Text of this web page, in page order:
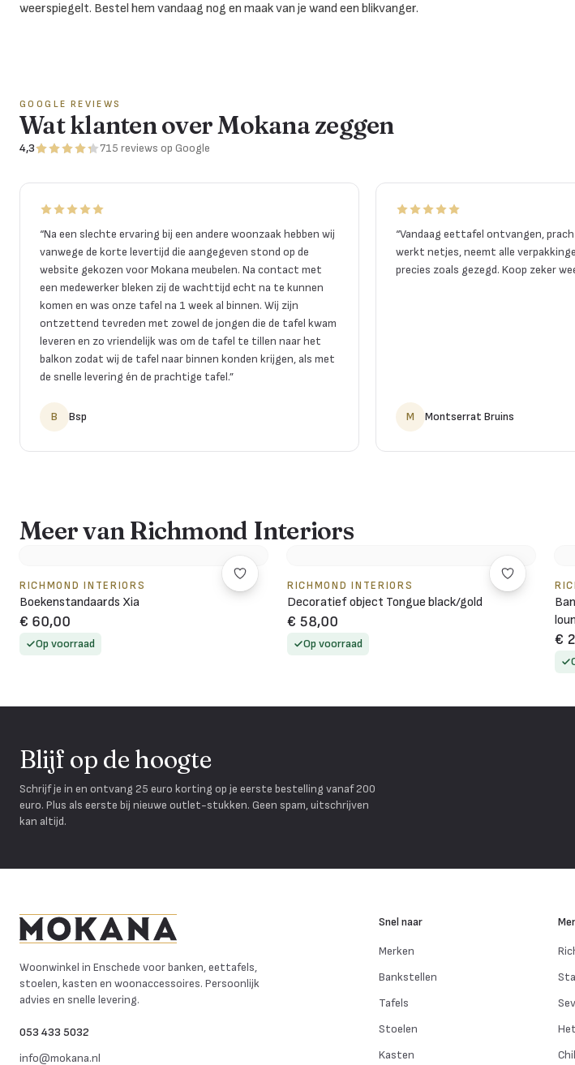
weerspiegelt. Bestel hem vandaag nog en maak van je wand een blikvanger.
GOOGLE REVIEWS
Wat klanten over Mokana zeggen
4,3 715 reviews op Google
“Na een slechte ervaring bij een andere woonzaak hebben wij
vanwege de korte levertijd die aangegeven stond op de
website gekozen voor Mokana meubelen. Na contact met
een medewerker bleken zij de wachttijd echt na te kunnen
komen en was onze tafel na 1 week al binnen. Wij zijn
ontzettend tevreden met zowel de jongen die de tafel kwam
leveren en zo vriendelijk was om de tafel te tillen naar het
balkon zodat wij de tafel naar binnen konden krijgen, als met
de snelle levering én de prachtige tafel.”
B Bsp
“Vandaag eettafel ontvangen,
werkt netjes, neemt alle
precies zoals gezegd. Koop zeker
M Montserrat Bruins
Meer van Richmond Interiors
RICHMOND INTERIORS
Boekenstandaards Xia
€ 60,00
Op voorraad
RICHMOND INTERIORS
Decoratief object Tongue black/gold
€ 58,00
Op voorraad €
Blijf op de hoogte
Schrijf je in en ontvang 25 euro korting op je eerste bestelling vanaf 200
euro. Plus als eerste bij nieuwe outlet-stukken. Geen spam, uitschrijven
kan altijd.
Woonwinkel in Enschede voor banken, eettafels,
stoelen, kasten en woonaccessoires. Persoonlijk
advies en snelle levering.
053 433 5032
info@mokana.nl
Snel naar
Merken
Bankstellen
Tafels
Stoelen
Kasten